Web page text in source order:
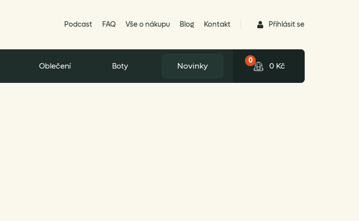
Podcast FAQ Vše o nákupu Blog Kontakt Přihlásit se
Oblečení Boty Novinky
0
0 Kč